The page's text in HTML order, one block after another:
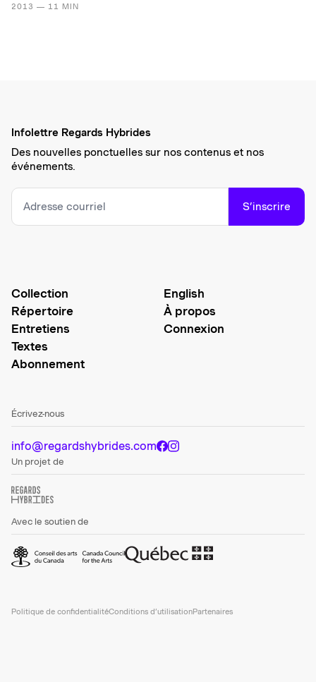
2013 — 11 MIN
Infolettre Regards Hybrides
Des nouvelles ponctuelles sur nos contenus et nos
événements.
S’inscrire
Collection
Répertoire
Entretiens
Textes
Abonnement
English
À propos
Connexion
Écrivez-nous
info@regardshybrides.com
Un projet de
Avec le soutien de
Politique de confidentialitéConditions d’utilisationPartenaires